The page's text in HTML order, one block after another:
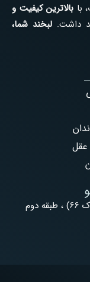
عقل
با بالاترین کیفیت و
داشت.لبخند شما،